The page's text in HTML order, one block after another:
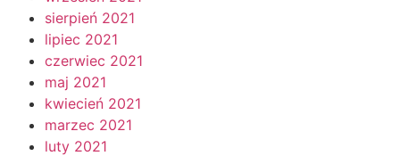
sierpień 2021
lipiec 2021
czerwiec 2021
maj 2021
kwiecień 2021
marzec 2021
luty 2021